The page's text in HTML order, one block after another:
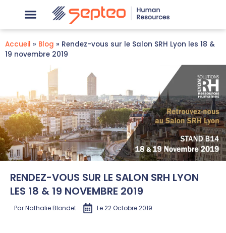
Accueil » Blog » Rendez-vous sur le Salon SRH Lyon les 18 &
19 novembre 2019
RENDEZ-VOUS SUR LE SALON SRH LYON
LES 18 & 19 NOVEMBRE 2019
ParNathalie Blondet Le22 Octobre 2019